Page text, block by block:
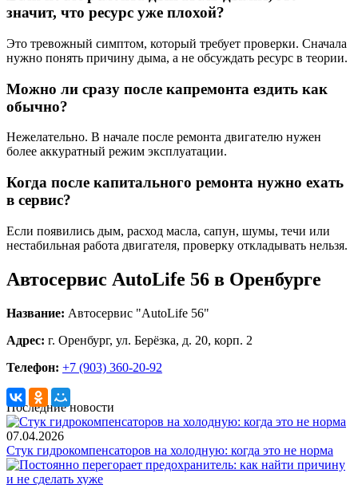
значит, что ресурс уже плохой?
Это тревожный симптом, который требует проверки. Сначала
нужно понять причину дыма, а не обсуждать ресурс в теории.
Можно ли сразу после капремонта ездить как
обычно?
Нежелательно. В начале после ремонта двигателю нужен
более аккуратный режим эксплуатации.
Когда после капитального ремонта нужно ехать
в сервис?
Если появились дым, расход масла, сапун, шумы, течи или
нестабильная работа двигателя, проверку откладывать нельзя.
Автосервис AutoLife 56 в Оренбурге
Название: Автосервис "AutoLife 56"
Адрес: г. Оренбург, ул. Берёзка, д. 20, корп. 2
Телефон: +7 (903) 360-20-92
Последние новости
07.04.2026
Стук гидрокомпенсаторов на холодную: когда это не норма